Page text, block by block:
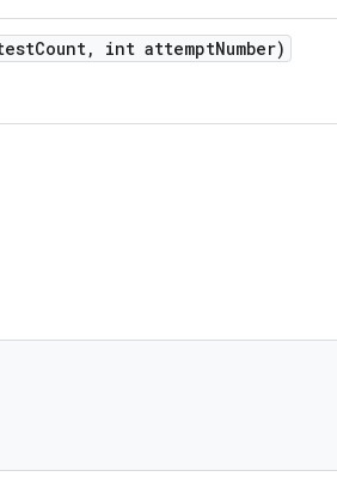
Count, int attemptNumber)